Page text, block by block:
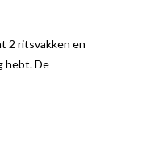
2 ritsvakken en
hebt. De